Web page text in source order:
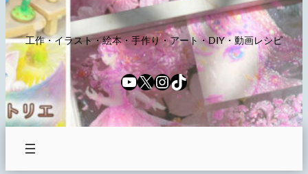
工作・イラスト・絵本・手作り・アート・DIY・動画レシピ
YouTube
X Instagram
TikTok